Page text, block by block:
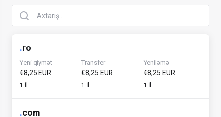
.ro
Yeni qiymət
€8,25 EUR
1 İl
Transfer
€8,25 EUR
1 İl
Yeniləmə
€8,25 EUR
1 İl
.com